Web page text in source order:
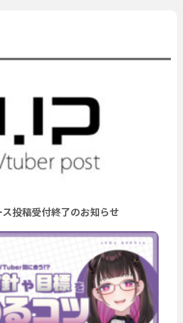
投稿受付終了のお知らせ